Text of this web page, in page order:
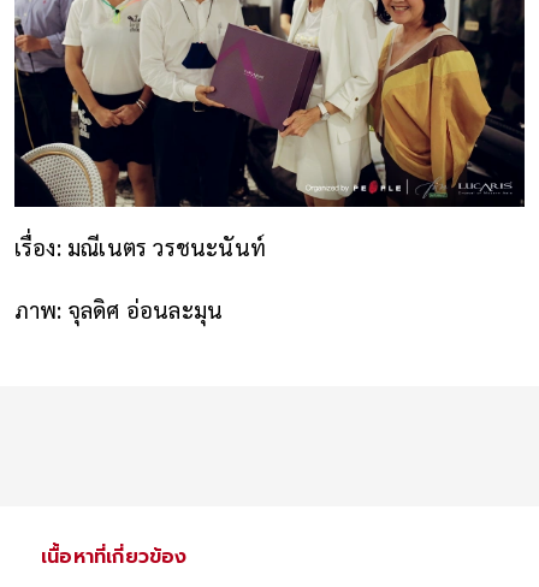
เรื่อง: มณีเนตร วรชนะนันท์
ภาพ: จุลดิศ อ่อนละมุน
เนื้อหาที่เกี่ยวข้อง